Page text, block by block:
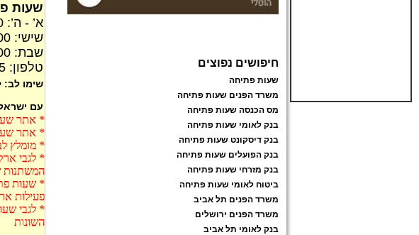
שעות
א’ - ה’: 07:00-23:00
שישי: 07:00-16:00
שבת: 07:00-23:00
טלפון: 03-6839585
שימו לב:
עם
* אתר
* אתר
* מומלץ
* לגבי
* שעות
פעילות
* לגבי
השונות
חיפושים נפוצים
שעות פתיחה
משרד הפנים שעות פתיחה
מס הכנסה שעות פתיחה
בנק לאומי שעות פתיחה
בנק דיסקונט שעות פתיחה
בנק הפועלים שעות פתיחה
בנק מזרחי שעות פתיחה
ביטוח לאומי שעות פתיחה
משרד הפנים תל אביב
משרד הפנים ירושלים
בנק לאומי תל אביב